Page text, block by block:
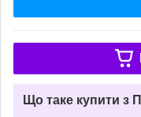
Що таке купити з